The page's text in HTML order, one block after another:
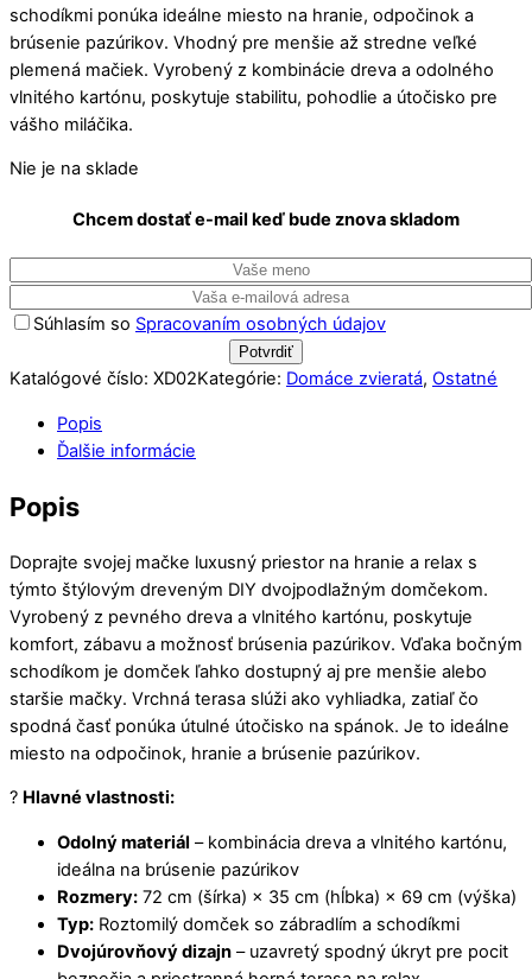
schodíkmi ponúka ideálne miesto na hranie, odpočinok a
brúsenie pazúrikov. Vhodný pre menšie až stredne veľké
plemená mačiek. Vyrobený z kombinácie dreva a odolného
vlnitého kartónu, poskytuje stabilitu, pohodlie a útočisko pre
vášho miláčika.
Nie je na sklade
Chcem dostať e-mail keď bude znova skladom
Súhlasím so Spracovaním osobných údajov
Katalógové číslo: XD02Kategórie: Domáce zvieratá, Ostatné
Popis
Ďalšie informácie
Popis
Doprajte svojej mačke luxusný priestor na hranie a relax s
týmto štýlovým dreveným DIY dvojpodlažným domčekom.
Vyrobený z pevného dreva a vlnitého kartónu, poskytuje
komfort, zábavu a možnosť brúsenia pazúrikov. Vďaka bočným
schodíkom je domček ľahko dostupný aj pre menšie alebo
staršie mačky. Vrchná terasa slúži ako vyhliadka, zatiaľ čo
spodná časť ponúka útulné útočisko na spánok. Je to ideálne
miesto na odpočinok, hranie a brúsenie pazúrikov.
? Hlavné vlastnosti:
Odolný materiál – kombinácia dreva a vlnitého kartónu,
ideálna na brúsenie pazúrikov
Rozmery: 72 cm (šírka) × 35 cm (hĺbka) × 69 cm (výška)
Typ: Roztomilý domček so zábradlím a schodíkmi
Dvojúrovňový dizajn – uzavretý spodný úkryt pre pocit